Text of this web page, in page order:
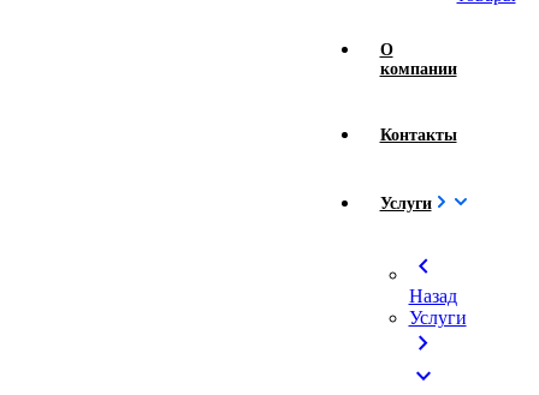
О
компании
Контакты
Услуги
chevron_left
Назад
Услуги
chevron_right
expand_more